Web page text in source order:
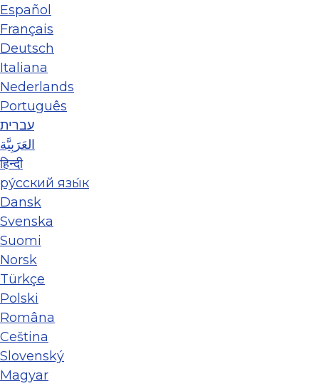
Español
Français
Deutsch
Italiana
Nederlands
Português
עברית
العَرَبِيَّة
हिन्दी
ру́сский язы́к
Dansk
Svenska
Suomi
Norsk
Türkçe
Polski
Româna
Ceština
Slovenský
Magyar